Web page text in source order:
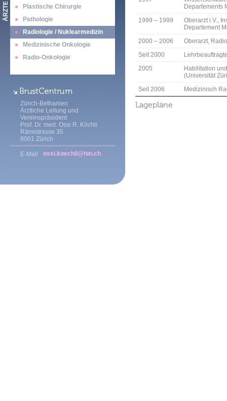
ÄRZTE
Plastische Chirurgie
Pathologie
Radiologie / Nuklearmedizin
Medizinische Onkologie
Radio-Onkologie
Zürich-Bethanien
Ärztliche Leitung und
Vereinspräsident
Prof. Dr. med. Ossi R. Köchli
Rämistrasse 35
8001 Zürich
E-Mail ossi.koechli@hin.ch
Departements
1999 – 1999
Oberarzt i.V.,
Departement
2000 – 2006
Oberarzt,
Seit 2000
2005
Habilitation
(Universität
Seit 2006
Medizinisch
Lagepläne